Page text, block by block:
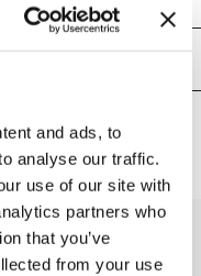
and ads, to
analyse our traffic.
use of our site with
partners who
that you’ve
from your use
recommandons pas
à des surfaces pointues ou
78% Polyester Recyclé 22%